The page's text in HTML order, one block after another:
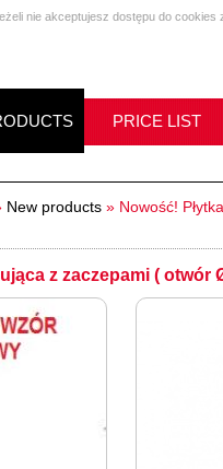
nie akceptujesz dostępu do
PRICE LIST
New products » Nowość!
z zaczepami (